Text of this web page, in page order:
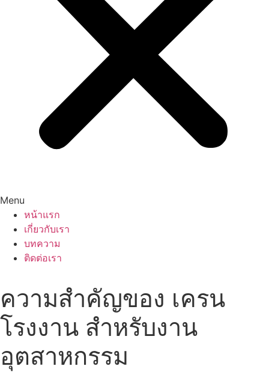
Menu
หน้าแรก
เกี่ยวกับเรา
บทความ
ติดต่อเรา
ความสำคัญของ เครน
โรงงาน สำหรับงาน
อุตสาหกรรม